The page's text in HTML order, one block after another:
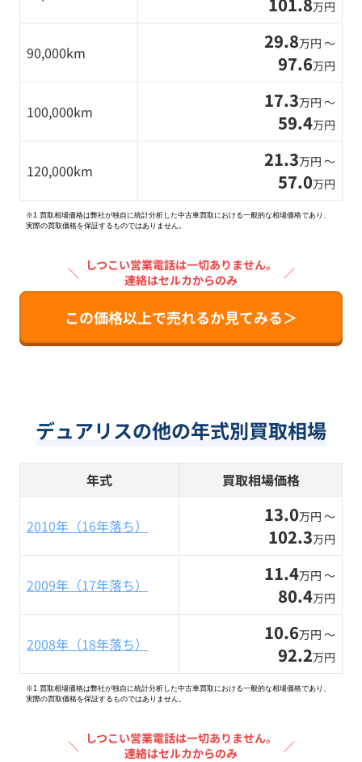
万円
90,000km 29.8万円 〜
97.6万円
100,000km 17.3万円 〜
59.4万円
120,000km 21.3万円 〜
57.0万円
※1 買取相場価格は弊社が独自に統計分析した中古車買取における一般的な相場価格であり、
実際の買取価格を保証するものではありません。
＼ しつこい営業電話は一切ありません。
連絡はセルカからのみ
／
この価格以上で売れるか見てみる＞
デュアリスの他の年式別買取相場
年式 買取相場価格
2010年（16年落ち） 13.0万円 〜
102.3万円
2009年（17年落ち） 11.4万円 〜
80.4万円
2008年（18年落ち） 10.6万円 〜
92.2万円
※1 買取相場価格は弊社が独自に統計分析した中古車買取における一般的な相場価格であり、
実際の買取価格を保証するものではありません。
＼ しつこい営業電話は一切ありません。
連絡はセルカからのみ
／